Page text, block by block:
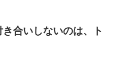
合いしないのは、ト